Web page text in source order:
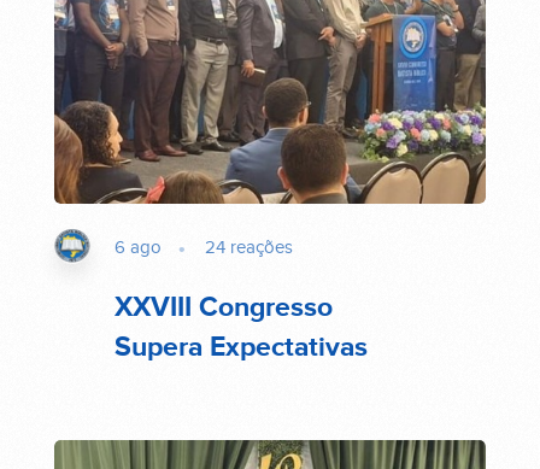
6 ago 24 reações
XXVIII Congresso
Supera Expectativas